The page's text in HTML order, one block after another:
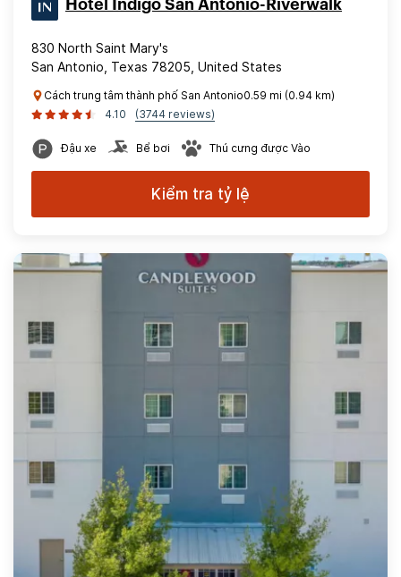
Hotel Indigo San Antonio-Riverwalk
830 North Saint Mary's
San Antonio, Texas 78205, United States
Cách trung tâm thành phố San Antonio0.59 mi (0.94 km)
4.10
(3744 reviews)
Đậu xe Bể bơi Thú cưng được Vào
Kiểm tra tỷ lệ